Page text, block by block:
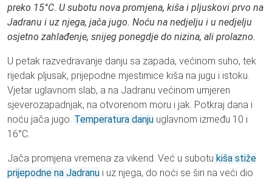
preko 15°C. U subotu nova promjena, kiša i pljuskovi prvo na
Jadranu i uz njega, jača jugo. Noću na nedjelju i u nedjelju
osjetno zahlađenje, snijeg ponegdje do nizina, ali prolazno.
U petak razvedravanje danju sa zapada, većinom suho, tek
rijedak pljusak, prijepodne mjestimice kiša na jugu i istoku.
Vjetar uglavnom slab, a na Jadranu većinom umjeren
sjeverozapadnjak, na otvorenom moru i jak. Potkraj dana i
noću jača jugo. Temperatura danju uglavnom između 10 i
16°C.
Jača promjena vremena za vikend. Već u subotu kiša stiže
prijepodne na Jadranu i uz njega, do noći se širi na veći dio